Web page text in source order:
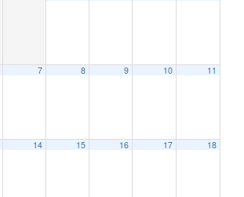
7 8 9 10 11
14 15 16 17 18